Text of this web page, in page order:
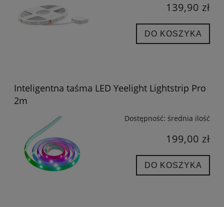
139,90 zł
DO KOSZYKA
Inteligentna taśma LED Yeelight Lightstrip Pro
2m
Dostępność: średnia ilość
199,00 zł
DO KOSZYKA